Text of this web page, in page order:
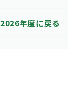
2026年度に戻る